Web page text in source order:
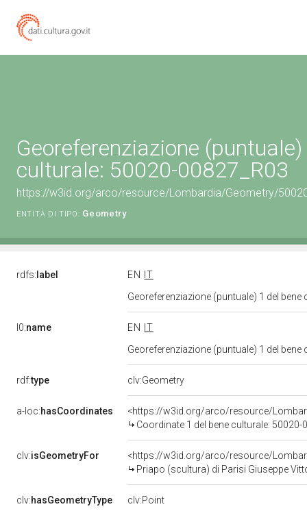
Georeferenziazione
culturale: 50020-00827_R03
https://w3id.org/arco/resource/Lombardia/Geometry/
ENTITÀ DI TIPO: Geometry
rdfs: label EN
IT
Georeferenziazione (puntuale) 1 del
l0:name EN
IT
Georeferenziazione (puntuale) 1 del
rdf:type clv:Geometry
a-loc:hasCoordinates
<https://w3id.org/arco/resource/
Coordinate 1 del bene culturale: 50020-
clv:isGeometryFor
<https://w3id.org/arco/resource/
Priapo (scultura) di Parisi Giuseppe
clv:hasGeometryType clv:Point